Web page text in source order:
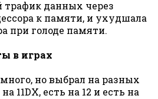
трафик данных через
к памяти, и ухудшала
при голоде памяти.
в играх
но выбрал на разных
11DX, есть на 12 и есть на